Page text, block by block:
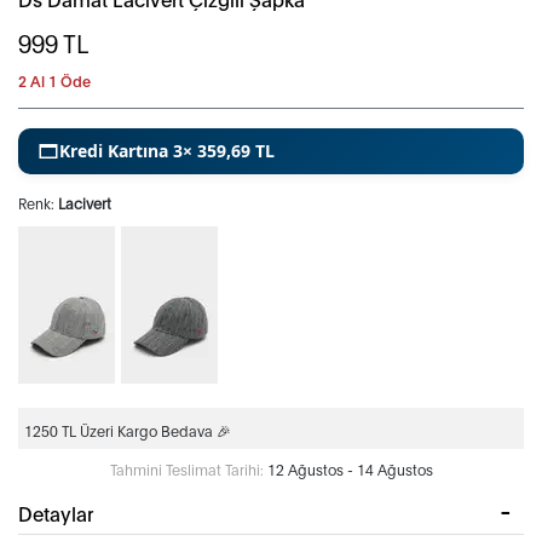
999TL
2 Al 1 Öde
Kredi Kartına 3× 359,69 TL
Renk: Lacivert
1250 TL Üzeri Kargo Bedava 🎉
Tahmini Teslimat Tarihi: 12 Ağustos - 14 Ağustos
Detaylar